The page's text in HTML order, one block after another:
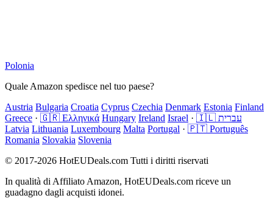
Polonia
Quale Amazon spedisce nel tuo paese?
Austria Bulgaria Croatia Cyprus Czechia Denmark Estonia Finland
Greece · 🇬🇷 Ελληνικά Hungary Ireland Israel ·
🇮🇱 עברית
Latvia Lithuania Luxembourg Malta Portugal · 🇵🇹 Português
Romania Slovakia Slovenia
© 2017-2026 HotEUDeals.com Tutti i diritti riservati
In qualità di Affiliato Amazon, HotEUDeals.com riceve un
guadagno dagli acquisti idonei.